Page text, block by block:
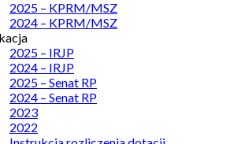
2025 – KPRM/MSZ
2024 – KPRM/MSZ
2025 – IRJP
2024 – IRJP
2025 – Senat RP
2024 – Senat RP
2023
2022